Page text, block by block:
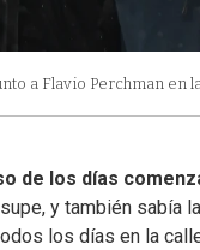
a Flavio Perchman en
de los días
y también sabía
los días en la